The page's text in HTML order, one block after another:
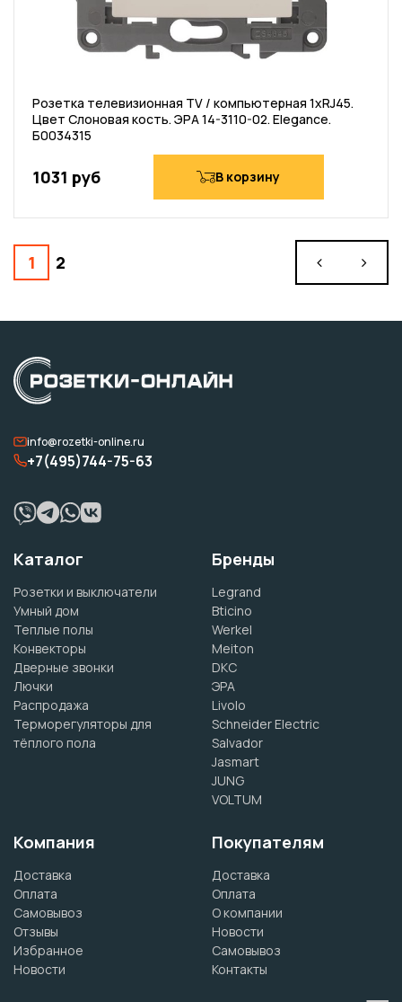
Розетка телевизионная TV / компьютерная 1хRJ45.
Цвет Слоновая кость. ЭРА 14-3110-02. Elegance.
Б0034315
1031 руб В корзину
1 2
info@rozetki-online.ru
+7(495)744-75-63
Каталог
Розетки и выключатели
Умный дом
Теплые полы
Конвекторы
Дверные звонки
Лючки
Распродажа
Терморегуляторы для
тёплого пола
Бренды
Legrand
Bticino
Werkel
Meiton
DKC
ЭРА
Livolo
Schneider Electric
Salvador
Jasmart
JUNG
VOLTUM
Компания
Доставка
Оплата
Самовывоз
Отзывы
Избранное
Новости
Покупателям
Доставка
Оплата
О компании
Новости
Самовывоз
Контакты